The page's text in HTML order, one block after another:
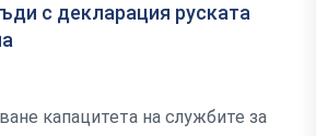
с декларация руската
капацитета на службите за